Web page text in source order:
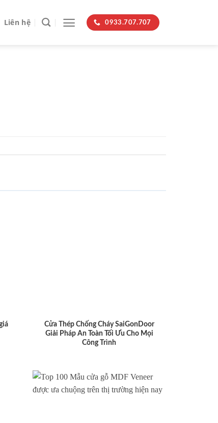
Liên hệ 0933.707.707
Cửa Thép Chống Cháy SaiGonDoor
Giải Pháp An Toàn Tối Ưu Cho Mọi
Công Trình